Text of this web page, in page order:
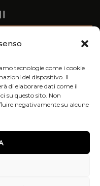
tecnologie come i cookie
del dispositivo. Il
di elaborare dati come il
su questo sito. Non
negativamente su alcune